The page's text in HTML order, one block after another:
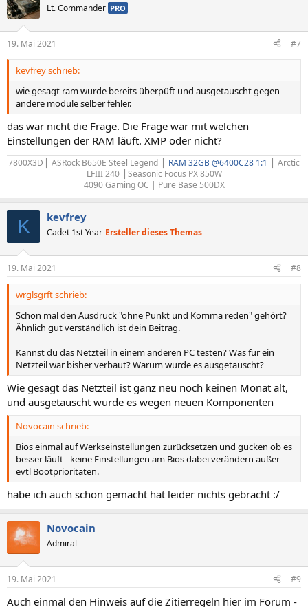
Lt. Commander PRO
19. Mai 2021 #7
kevfrey schrieb:
wie gesagt ram wurde bereits überpüft und ausgetauscht gegen
andere module selber fehler.
das war nicht die Frage. Die Frage war mit welchen
Einstellungen der RAM läuft. XMP oder nicht?
7800X3D⎪ ASRock B650E Steel Legend ⎪ RAM 32GB @6400C28 1:1
⎪ Arctic
LFIII 240 ⎪Seasonic Focus PX 850W
4090 Gaming OC | Pure Base 500DX​
K kevfrey
Cadet 1st Year Ersteller dieses Themas
19. Mai 2021 #8
wrglsgrft schrieb:
Schon mal den Ausdruck "ohne Punkt und Komma reden" gehört?
Ähnlich gut verständlich ist dein Beitrag.
Kannst du das Netzteil in einem anderen PC testen? Was für ein
Netzteil war bisher verbaut? Warum wurde es ausgetauscht?
Wie gesagt das Netzteil ist ganz neu noch keinen Monat alt,
und ausgetauscht wurde es wegen neuen Komponenten
Novocain schrieb:
Bios einmal auf Werkseinstellungen zurücksetzen und gucken ob es
besser läuft - keine Einstellungen am Bios dabei verändern außer
evtl Bootprioritäten.
habe ich auch schon gemacht hat leider nichts gebracht :/
Novocain
Admiral
19. Mai 2021 #9
Auch einmal den Hinweis auf die Zitierregeln hier im Forum -